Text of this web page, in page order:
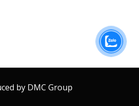
by DMC Group